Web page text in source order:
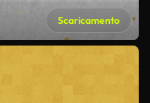
Scaricamento